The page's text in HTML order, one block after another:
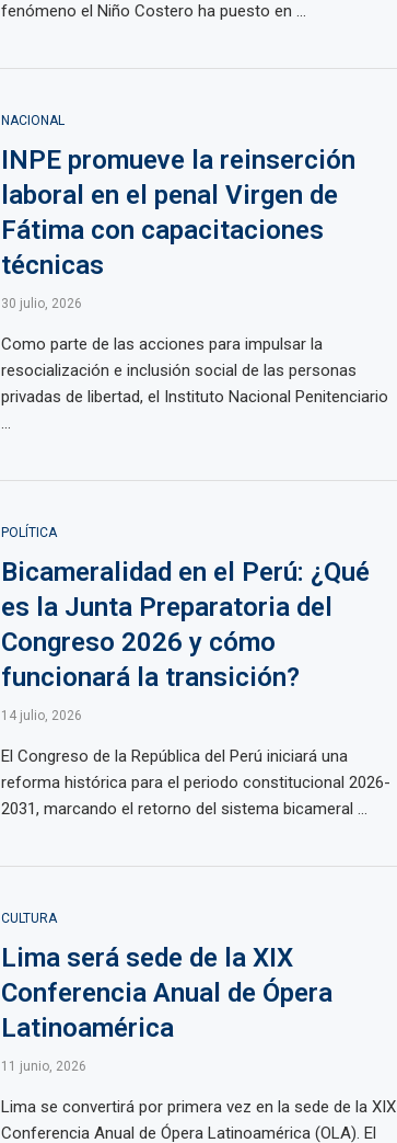
fenómeno el Niño Costero ha puesto en ...
NACIONAL
INPE promueve la reinserción
laboral en el penal Virgen de
Fátima con capacitaciones
técnicas
30 julio, 2026
Como parte de las acciones para impulsar la
resocialización e inclusión social de las personas
privadas de libertad, el Instituto Nacional Penitenciario
...
POLÍTICA
Bicameralidad en el Perú: ¿Qué
es la Junta Preparatoria del
Congreso 2026 y cómo
funcionará la transición?
14 julio, 2026
El Congreso de la República del Perú iniciará una
reforma histórica para el periodo constitucional 2026-
2031, marcando el retorno del sistema bicameral ...
CULTURA
Lima será sede de la XIX
Conferencia Anual de Ópera
Latinoamérica
11 junio, 2026
Lima se convertirá por primera vez en la sede de la XIX
Conferencia Anual de Ópera Latinoamérica (OLA). El